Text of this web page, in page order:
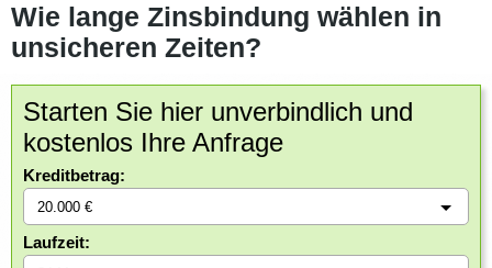
Wie lange Zinsbindung wählen in
unsicheren Zeiten?
Starten Sie hier unverbindlich und
kostenlos Ihre Anfrage
Kreditbetrag:
Laufzeit: